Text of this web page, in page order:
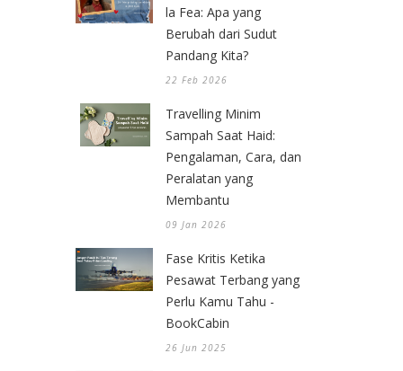
la Fea: Apa yang
Berubah dari Sudut
Pandang Kita?
22 Feb 2026
Travelling Minim
Sampah Saat Haid:
Pengalaman, Cara, dan
Peralatan yang
Membantu
09 Jan 2026
Fase Kritis Ketika
Pesawat Terbang yang
Perlu Kamu Tahu -
BookCabin
26 Jun 2025